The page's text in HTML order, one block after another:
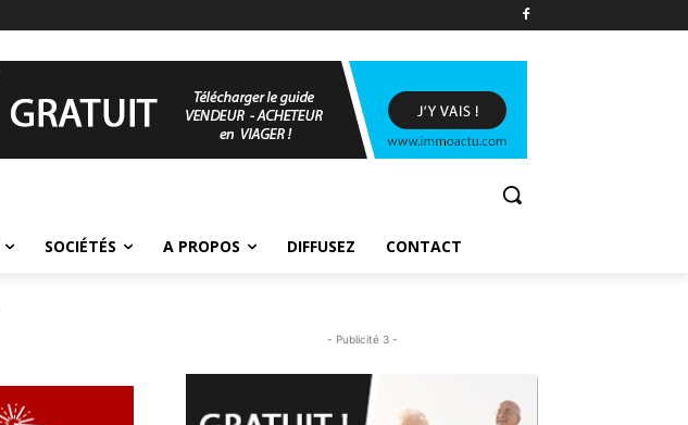
SOCIÉTÉS A PROPOS DIFFUSEZ CONTACT
- Publicité 3 -